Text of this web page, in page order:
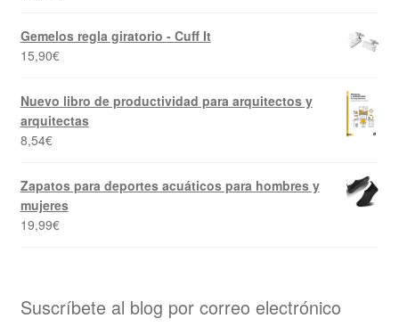
Gemelos regla giratorio - Cuff It
15,90€
Nuevo libro de productividad para arquitectos y
arquitectas
8,54€
Zapatos para deportes acuáticos para hombres y
mujeres
19,99€
Suscríbete al blog por correo electrónico